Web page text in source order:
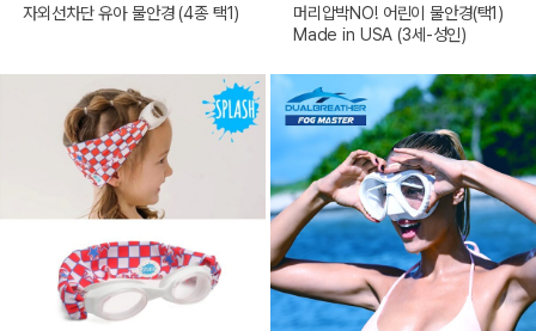
자외선차단 유아 물안경 (4종 택1)
머리압박NO! 어린이 물안경(택1)
Made in USA (3세-성인)